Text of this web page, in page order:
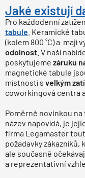
Jaké existují
Pro každodenní
tabule . Keramické
(kolem 800 ˚C) a mají
odolnost . V naší
poskytujeme záruku
magnetické tabule
místností s velkým
coworkingová centra
Poměrně novinkou
název napovídá, je
firma Legamaster
požadavky zákazníků,
ale současně
a reprezentativní